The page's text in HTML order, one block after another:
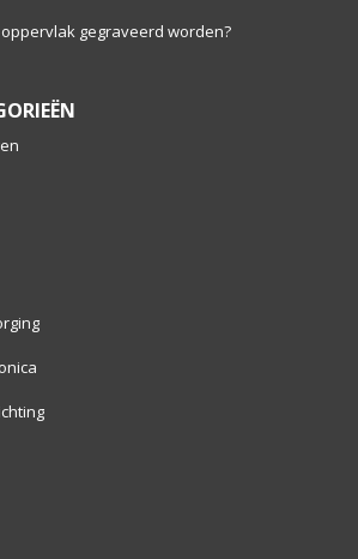
gegraveerd worden?